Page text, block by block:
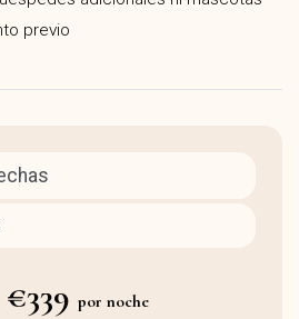
previo
€339 por noche